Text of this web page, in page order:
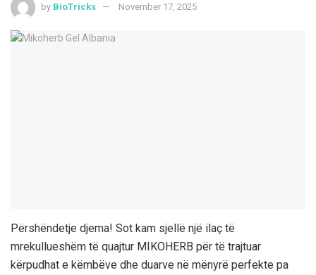
by BioTricks November 17, 2025
Përshëndetje djema! Sot kam sjellë një ilaç të
mrekullueshëm të quajtur MIKOHERB për të trajtuar
kërpudhat e këmbëve dhe duarve në mënyrë perfekte pa